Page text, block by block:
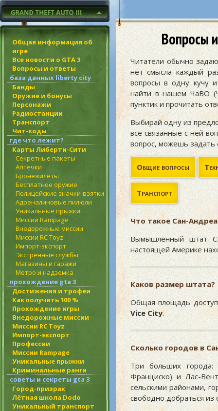
Общая информация об
игре
Все новости о GTA 3
Вопросы и ответы
база данных liberty city
Банды
Оружие и бонусы
Персонажи
Радиостанции
Транспорт
Чит-коды
где что лежит?
Карты Либерти-Сити
Секретные пакеты
Аптечки
Бронежилеты
Бесплатное оружие
Полицейские значки-взятки
Адреналиновые пилюли
Уникальные прыжки
Миссии Rampage
Внедорожные миссии
Миссии RC Toyz
Импорт-экспорт
Экстренные службы
Магазины и гаражи
Метро и надземка
прохождение gta 3
Достижения и трофеи
Как получить 100 %
Прохождение игры
Внедорожные миссии
Миссии RC Toyz
Импорт-экспорт
Профессии
Миссии Rampage
Уникальные прыжки
Криминальные ранги
советы и секреты gta 3
Город-призрак
Лётная школа Dodo
Уникальный транспорт
Вопросы
Читатели обычно
нет смысла каждый
вопросы в одну кучу
найти в нашем ЧаВО
пунктик и прочитать
Выбирай одну из
все связанные с ней
вопрос, можешь задать
Общие вопросы
Транспорт
Что такое Сан-
Вымышленный штат
настоящей Америке
Каков размер штата?
Общая площадь
Vice City.
Сколько городов в
Три больших города:
Франциско) и Лас-
сельскими районами,
свободно добраться из